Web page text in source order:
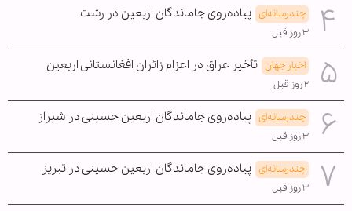
چندرسانه‌ای پیاده‌روی جاماندگان اربعین در رشت
۳ روز قبل
اخبار جهان تأخیر عراق در اعزام زائران افغانستانی اربعین
۲ روز قبل
چندرسانه‌ای پیاده‌روی جاماندگان اربعین حسینی در شیراز
۳ روز قبل
چندرسانه‌ای پیاده‌روی جاماندگان اربعین حسینی در تبریز
۳ روز قبل